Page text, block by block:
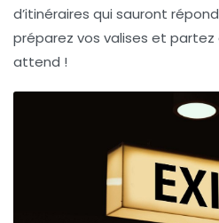
d’itinéraires qui sauront
préparez vos valises et partez
attend !